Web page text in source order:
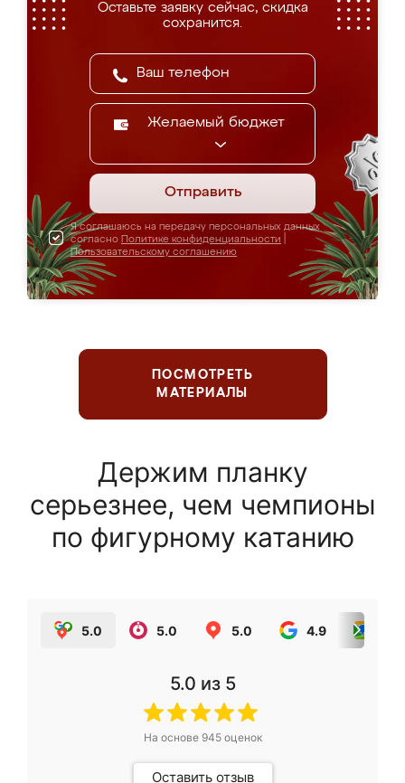
Оставьте заявку сейчас, скидка
сохранится.
Желаемый бюджет
Отправить
Я соглашаюсь на передачу персональных данных
согласно Политике конфиденциальности
Пользовательскому соглашению
ПОСМОТРЕТЬ
МАТЕРИАЛЫ
Держим планку
серьезнее, чем чемпионы
по фигурному катанию
5.0 5.0 5.0 4.9
5.0 из 5
На основе 945оценок
Оставить отзыв